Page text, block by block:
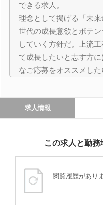
できる求人。
理念として掲げる「未
世代の成長意欲とポテ
していく方針だ。上流
て成長したいと志す方
なご応募をオススメした
求人情報
この求人と勤
閲覧履歴があり